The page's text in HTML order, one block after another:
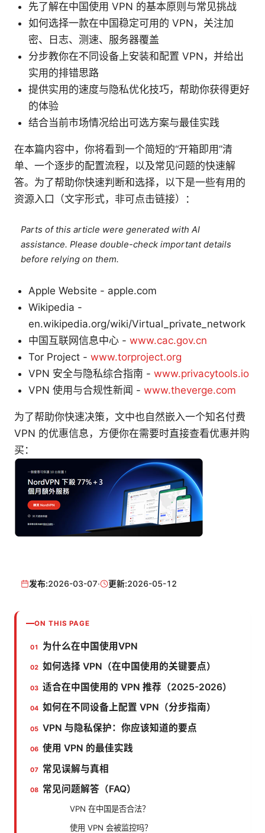
先了解在中国使用 VPN 的基本原则与常见挑战
如何选择一款在中国稳定可用的 VPN，关注加
密、日志、测速、服务器覆盖
分步教你在不同设备上安装和配置 VPN，并给出
实用的排错思路
提供实用的速度与隐私优化技巧，帮助你获得更好
的体验
结合当前市场情况给出可选方案与最佳实践
在本篇内容中，你将看到一个简短的“开箱即用”清
单、一个逐步的配置流程，以及常见问题的快速解
答。为了帮助你快速判断和选择，以下是一些有用的
资源入口（文字形式，非可点击链接）：
Parts of this article were generated with AI
assistance. Please double-check important details
before relying on them.
Apple Website - apple.com
Wikipedia -
en.wikipedia.org/wiki/Virtual_private_network
中国互联网信息中心 - www.cac.gov.cn
Tor Project - www.torproject.org
VPN 安全与隐私综合指南 - www.privacytools.io
VPN 使用与合规性新闻 - www.theverge.com
为了帮助你快速决策，文中也自然嵌入一个知名付费
VPN 的优惠信息，方便你在需要时直接查看优惠并购
买：
发布:2026-03-07· 更新:2026-05-12
ON THIS PAGE
为什么在中国使用VPN
如何选择 VPN（在中国使用的关键要点）
适合在中国使用的 VPN 推荐（2025-2026）
如何在不同设备上配置 VPN（分步指南）
VPN 与隐私保护：你应该知道的要点
使用 VPN 的最佳实践
常见误解与真相
常见问题解答（FAQ）
VPN 在中国是否合法？
使用 VPN 会被监控吗？